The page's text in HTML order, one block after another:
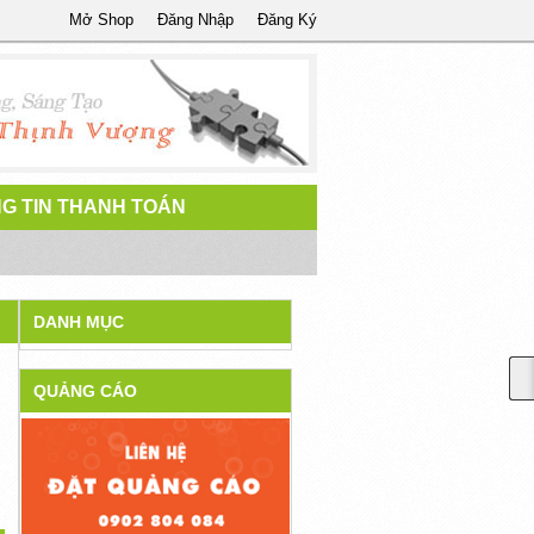
Đăng Ký
Đăng Nhập
Mở Shop
TIN THANH TOÁN
DANH MỤC
QUẢNG CÁO